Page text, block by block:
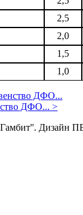
2,5
2,0
1,5
1,0
ДФО...
ДФО... >
Дизайн